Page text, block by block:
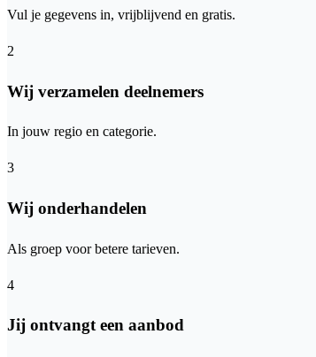
Vul je gegevens in, vrijblijvend en gratis.
2
Wij verzamelen deelnemers
In jouw regio en categorie.
3
Wij onderhandelen
Als groep voor betere tarieven.
4
Jij ontvangt een aanbod